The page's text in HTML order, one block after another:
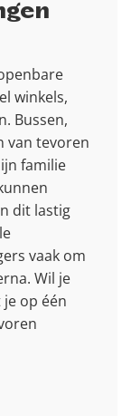
winkels,
Bussen,
van tevoren
familie
dit lastig
vaak om
Wil je
op één